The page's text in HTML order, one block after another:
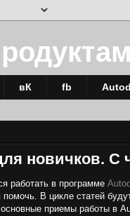
вК fb
новичков. С
работать в программе
В цикле статей
приемы работы в